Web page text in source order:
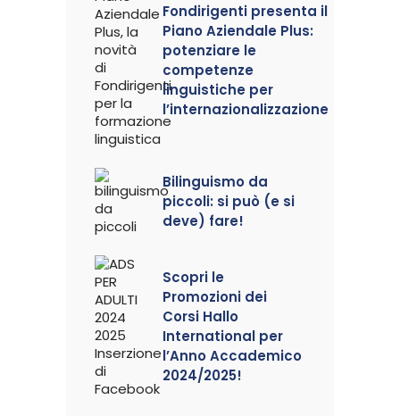
Fondirigenti presenta il
Piano Aziendale Plus:
potenziare le
competenze
linguistiche per
l’internazionalizzazione
Bilinguismo da
piccoli: si può (e si
deve) fare!
Scopri le
Promozioni dei
Corsi Hallo
International per
l’Anno Accademico
2024/2025!